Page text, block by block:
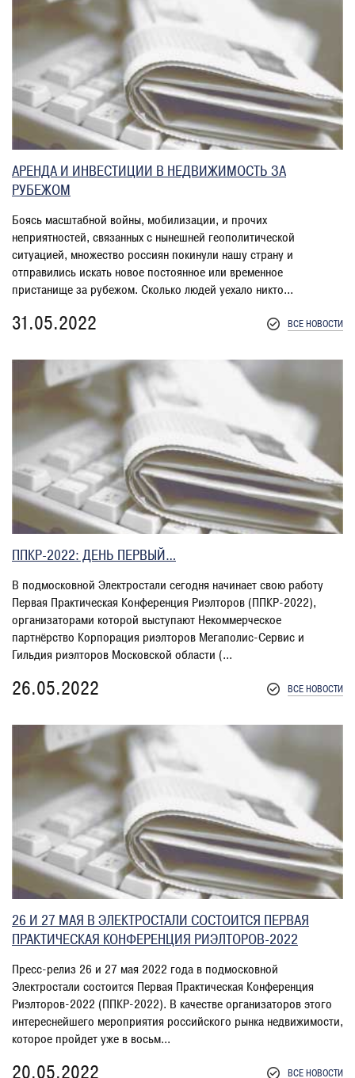
АРЕНДА И ИНВЕСТИЦИИ В НЕДВИЖИМОСТЬ ЗА
РУБЕЖОМ
Боясь масштабной войны, мобилизации, и прочих
неприятностей, связанных с нынешней геополитической
ситуацией, множество россиян покинули нашу страну и
отправились искать новое постоянное или временное
пристанище за рубежом. Сколько людей уехало никто...
31.05.2022 ВСЕ НОВОСТИ
ППКР-2022: ДЕНЬ ПЕРВЫЙ…
В подмосковной Электростали сегодня начинает свою работу
Первая Практическая Конференция Риэлторов (ППКР-2022),
организаторами которой выступают Некоммерческое
партнёрство Корпорация риэлторов Мегаполис-Сервис и
Гильдия риэлторов Московской области (...
26.05.2022 ВСЕ НОВОСТИ
26 И 27 МАЯ В ЭЛЕКТРОСТАЛИ СОСТОИТСЯ ПЕРВАЯ
ПРАКТИЧЕСКАЯ КОНФЕРЕНЦИЯ РИЭЛТОРОВ-2022
Пресс-релиз 26 и 27 мая 2022 года в подмосковной
Электростали состоится Первая Практическая Конференция
Риэлторов-2022 (ППКР-2022). В качестве организаторов этого
интереснейшего мероприятия российского рынка недвижимости,
которое пройдет уже в восьм...
20.05.2022 ВСЕ НОВОСТИ